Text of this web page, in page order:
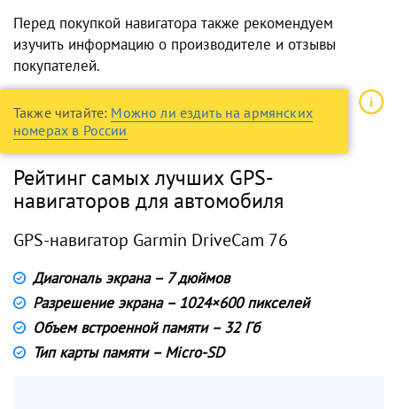
Перед покупкой навигатора также рекомендуем
изучить информацию о производителе и отзывы
покупателей.
Также читайте: Можно ли ездить на армянских
номерах в России
Рейтинг самых лучших GPS-
навигаторов для автомобиля
GPS-навигатор Garmin DriveCam 76
Диагональ экрана – 7 дюймов
Разрешение экрана – 1024×600 пикселей
Объем встроенной памяти – 32 Гб
Тип карты памяти – Micro-SD